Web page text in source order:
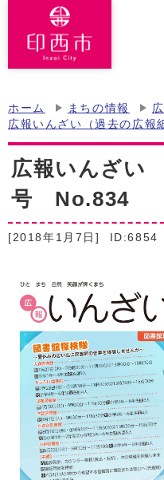
ホーム まちの情報
広報いんざい（過去の広報
広報いんざい
号 No.834
[2018年1月7日] ID:6854